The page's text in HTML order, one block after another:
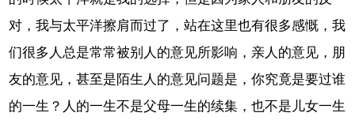
对，我与太平洋擦肩而过了，站在这里也有很多感慨，我
们很多人总是常常被别人的意见所影响，亲人的意见，朋
友的意见，甚至是陌生人的意见问题是，你究竟是要过谁
的一生？人的一生不是父母一生的续集，也不是儿女一生